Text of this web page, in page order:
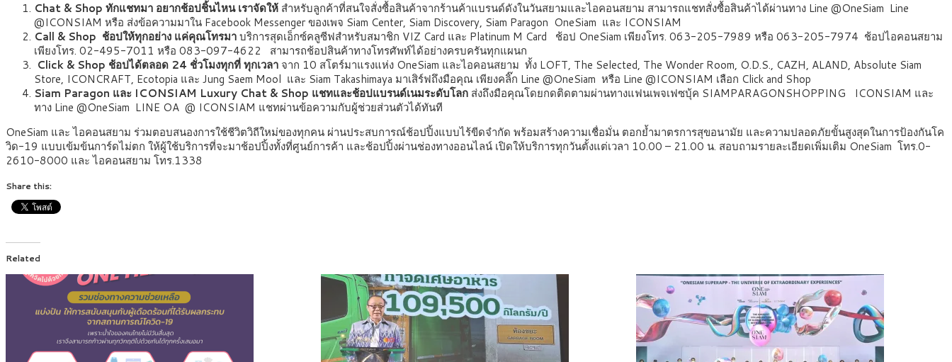
Chat & Shop ทักแชทมา อยากช้อปชิ้นไหน เราจัดให้ สำหรับลูกค้าที่สนใจสั่งซื้อสินค้าจากร้านค้าแบรนด์ดังในวันสยามและไอคอนสยาม สามารถแชทสั่งซื้อสินค้าได้ผ่านทาง Line @OneSiam Line
@ICONSIAM หรือ ส่งข้อความมาใน Facebook Messenger ของเพจ Siam Center, Siam Discovery, Siam Paragon OneSiam และ ICONSIAM
Call & Shop ช้อปให้ทุกอย่าง แค่คุณโทรมาบริการสุดเอ็กซ์คลูซีฟสำหรับสมาชิก VIZ Card และ Platinum M Card ช้อป OneSiam เพียงโทร. 063-205-7989 หรือ 063-205-7974 ช้อปไอคอนสยาม
เพียงโทร. 02-495-7011 หรือ 083-097-4622 สามารถช้อปสินค้าทางโทรศัพท์ได้อย่างครบครันทุกแผนก
Click & Shop ช้อปได้ตลอด 24 ชั่วโมงทุกที่ ทุกเวลา จาก 10 สโตร์มาแรงแห่ง OneSiam และไอคอนสยาม ทั้ง LOFT, The Selected, The Wonder Room, O.D.S., CAZH, ALAND, Absolute Siam
Store, ICONCRAFT, Ecotopia และ Jung Saem Mool และ Siam Takashimaya มาเสิร์ฟถึงมือคุณ เพียงคลิ๊ก Line @OneSiam หรือ Line @ICONSIAM เลือก Click and Shop
Siam Paragon และ ICONSIAM Luxury Chat & Shop แชทและช้อปแบรนด์เนมระดับโลก ส่งถึงมือคุณโดยกดติดตามผ่านทางแฟนเพจเฟซบุ้ค SIAMPARAGONSHOPPING ICONSIAM และ
ทาง Line @OneSiam LINE OA @ ICONSIAM แชทผ่านข้อความกับผู้ช่วยส่วนตัวได้ทันที
OneSiam และ ไอคอนสยาม ร่วมตอบสนองการใช้ชีวิตวิถีใหม่ของทุกคน ผ่านประสบการณ์ช้อปปิ้งแบบไร้ขีดจำกัด พร้อมสร้างความเชื่อมั่น ตอกย้ำมาตรการสุขอนามัย และความปลอดภัยขั้นสูงสุดในการป้องกันโค
วิด-19 แบบเข้มข้นการ์ดไม่ตก ให้ผู้ใช้บริการที่จะมาช้อปปิ้งทั้งที่ศูนย์การค้า และช้อปปิ้งผ่านช่องทางออนไลน์ เปิดให้บริการทุกวันตั้งแต่เวลา 10.00 – 21.00 น. สอบถามรายละเอียดเพิ่มเติม OneSiam โทร.0-
2610-8000 และ ไอคอนสยาม โทร.1338
Share this:
Related